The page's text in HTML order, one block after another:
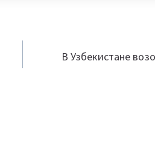
В Узбекистане